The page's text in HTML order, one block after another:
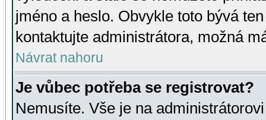
jméno a heslo. Obvykle toto bývá
kontaktujte administrátora, možná
Návrat nahoru
Je vůbec potřeba se registrovat?
Nemusíte. Vše je na